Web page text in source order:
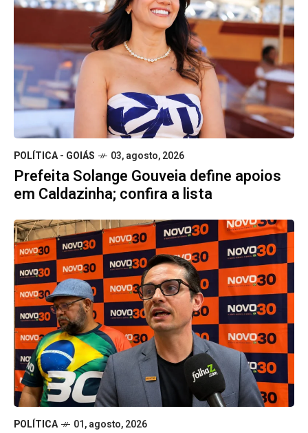
POLÍTICA - GOIÁS 03, agosto, 2026
Prefeita Solange Gouveia define apoios
em Caldazinha; confira a lista
POLÍTICA 01, agosto, 2026